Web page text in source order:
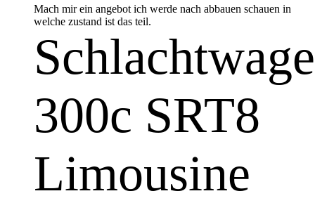
Mach mir ein angebot ich werde nach abbauen schauen in
welche zustand ist das teil.
300c SRT8
Limousine